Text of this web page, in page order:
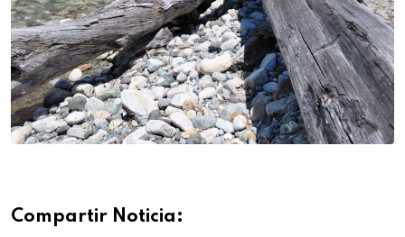
Compartir Noticia: